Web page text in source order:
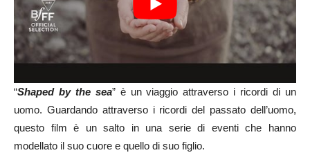
“Shaped by the sea” è un viaggio attraverso i ricordi di un
uomo. Guardando attraverso i ricordi del passato dell’uomo,
questo film è un salto in una serie di eventi che hanno
modellato il suo cuore e quello di suo figlio.